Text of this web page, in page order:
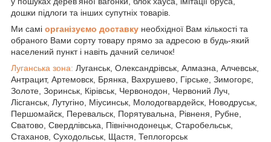
дошки підлоги та інших супутніх товарів.
Ми самі організуємо доставку необхідної Вам кількості та
обраного Вами сорту товару прямо за адресою в будь-який
населений пункт і навіть дачний селичок!
Луганська зона: Луганськ, Олександрівськ, Алмазна, Алчевськ,
Антрацит, Артемовск, Брянка, Вахрушево, Гірське, Зимогорє,
Золоте, Зоринськ, Кірівськ, Червонодон, Червоний Луч,
Лісганськ, Лутугіно, Міусинськ, Молодогвардейск, Новодруськ,
Першомайск, Перевальск, Порятувальна, Рівненя, Рубне,
Сватово, Свердлівська, Північнодонецьк, Старобельськ,
Стаханов, Суходольськ, Щастя, Теплогорськ